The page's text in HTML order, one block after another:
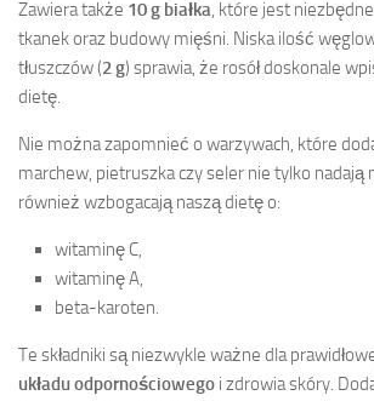
Zawiera także 10 g białka, które jest
tkanek oraz budowy mięśni. Niska ilość
tłuszczów (2 g) sprawia, że rosół doskonale
dietę.
Nie można zapomnieć o warzywach, które
marchew, pietruszka czy seler nie tylko nadają
również wzbogacają naszą dietę o:
witaminę C,
witaminę A,
beta-karoten.
Te składniki są niezwykle ważne dla
układu odpornościowego i zdrowia skóry.